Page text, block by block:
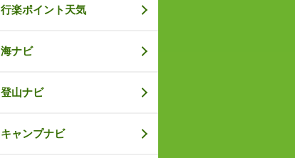
行楽ポイント天気
海ナビ
登山ナビ
キャンプナビ